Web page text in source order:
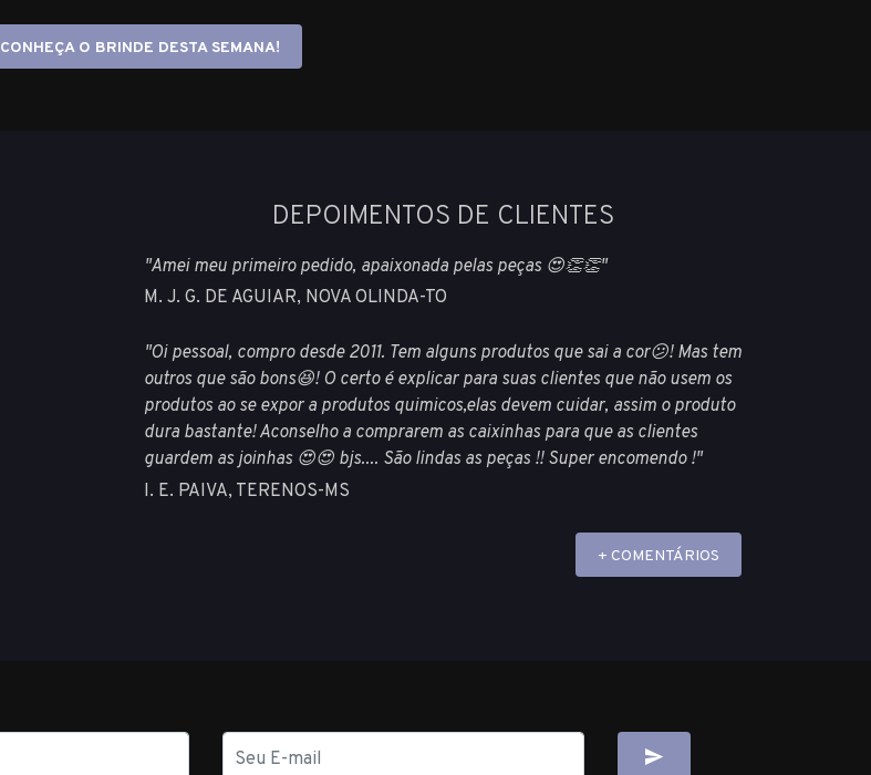
CONHEÇA O BRINDE DESTA SEMANA!
DEPOIMENTOS DE CLIENTES
"Amei meu primeiro pedido, apaixonada pelas peças 😍👏👏"
M. J. G. DE AGUIAR, NOVA OLINDA-TO
"Oi pessoal, compro desde 2011. Tem alguns produtos que sai a cor😕! Mas tem
outros que são bons😆! O certo é explicar para suas clientes que não usem os
produtos ao se expor a produtos quimicos,elas devem cuidar, assim o produto
dura bastante! Aconselho a comprarem as caixinhas para que as clientes
guardem as joinhas 😍😍 bjs.... São lindas as peças !! Super encomendo !"
I. E. PAIVA, TERENOS-MS
+ COMENTÁRIOS